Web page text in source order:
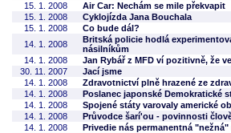
15. 1. 2008
Air Car: Nechám se mile překvapit
15. 1. 2008
Cyklojízda Jana Bouchala
15. 1. 2008
Co bude dál?
14. 1. 2008
Britská policie hodlá
násilníkům
14. 1. 2008
Jan Rybář z MFD ví pozitivně, že
30. 11. 2007
Jací jsme
14. 1. 2008
Zdravotnictví plně hrazené ze
14. 1. 2008
Poslanec japonské Demokratické
14. 1. 2008
Spojené státy varovaly americké
14. 1. 2008
Průvodce šarí'ou - povinnosti
14. 1. 2008
Privedie nás permanentná